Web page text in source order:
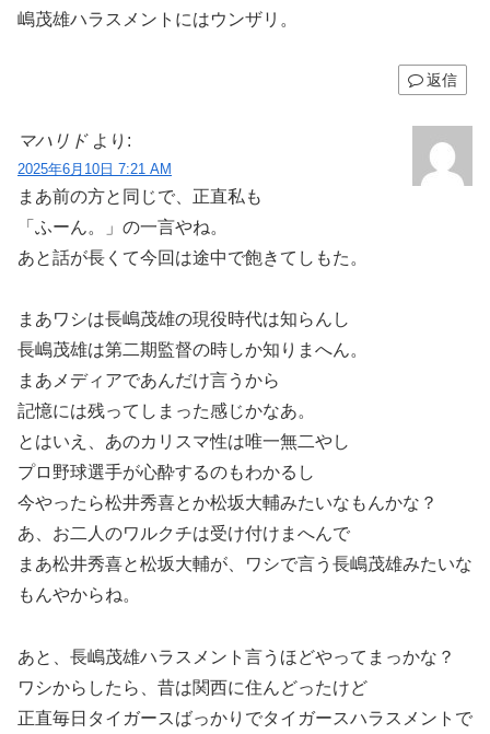
嶋茂雄ハラスメントにはウンザリ。
返信
マハリド より:
2025年6月10日 7:21 AM
まあ前の方と同じで、正直私も
「ふーん。」の一言やね。
あと話が長くて今回は途中で飽きてしもた。
まあワシは長嶋茂雄の現役時代は知らんし
長嶋茂雄は第二期監督の時しか知りまへん。
まあメディアであんだけ言うから
記憶には残ってしまった感じかなあ。
とはいえ、あのカリスマ性は唯一無二やし
プロ野球選手が心酔するのもわかるし
今やったら松井秀喜とか松坂大輔みたいなもんかな？
あ、お二人のワルクチは受け付けまへんで
まあ松井秀喜と松坂大輔が、ワシで言う長嶋茂雄みたいな
もんやからね。
あと、長嶋茂雄ハラスメント言うほどやってまっかな？
ワシからしたら、昔は関西に住んどったけど
正直毎日タイガースばっかりでタイガースハラスメントで